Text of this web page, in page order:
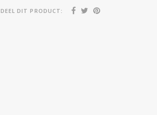
DEEL DIT PRODUCT: